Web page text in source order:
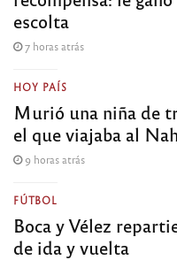
escolta
7 horas atrás
HOY PAÍS
Murió una niña de
el que viajaba al
9 horas atrás
FÚTBOL
Boca y Vélez
de ida y vuelta